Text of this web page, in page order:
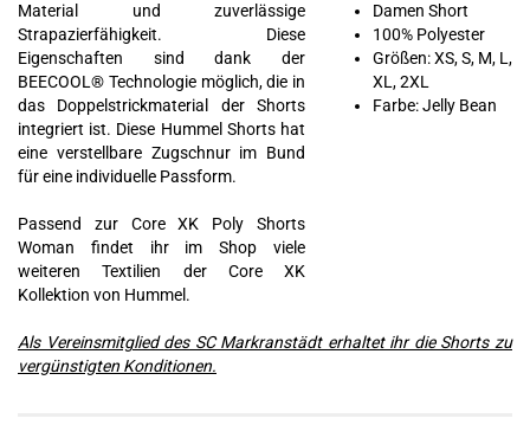
Material und zuverlässige
Strapazierfähigkeit. Diese
Eigenschaften sind dank der
BEECOOL® Technologie möglich, die in
das Doppelstrickmaterial der Shorts
integriert ist. Diese Hummel Shorts hat
eine verstellbare Zugschnur im Bund
für eine individuelle Passform.
Passend zur Core XK Poly Shorts
Woman findet ihr im Shop viele
weiteren Textilien der Core XK
Kollektion von Hummel.
Damen Short
100% Polyester
Größen: XS, S, M, L,
XL, 2XL
Farbe: Jelly Bean
Als Vereinsmitglied des SC Markranstädt erhaltet ihr die Shorts zu
vergünstigten Konditionen.